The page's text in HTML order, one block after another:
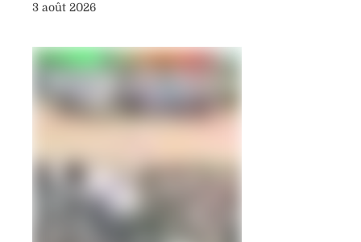
3 août 2026